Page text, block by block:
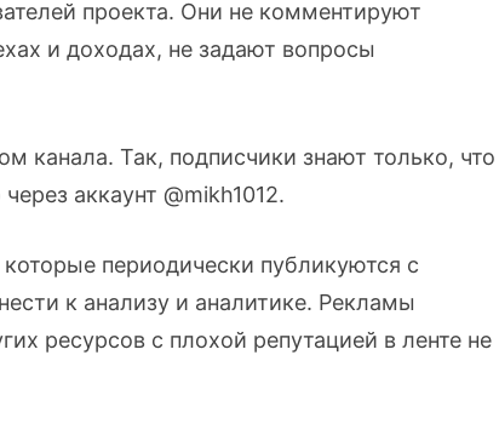
проекта. Они не комментируют
и доходах, не задают вопросы
канала. Так, подписчики знают только, что
аккаунт @mikh1012.
периодически публикуются с
к анализу и аналитике. Рекламы
ресурсов с плохой репутацией в ленте не